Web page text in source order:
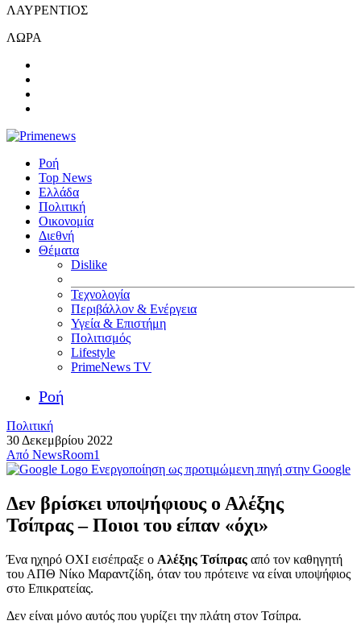
ΛΑΥΡΕΝΤΙΟΣ
ΛΩΡΑ
Ροή
Top News
Ελλάδα
Πολιτική
Οικονομία
Διεθνή
Θέματα
Dislike
Τεχνολογία
Περιβάλλον & Ενέργεια
Υγεία & Επιστήμη
Πολιτισμός
Lifestyle
PrimeNews TV
Ροή
Πολιτική
30 Δεκεμβρίου 2022
Από NewsRoom1
Ενεργοποίηση ως προτιμώμενη πηγή στην Google
Δεν βρίσκει υποψήφιους ο Αλέξης
Τσίπρας – Ποιοι του είπαν «όχι»
Ένα ηχηρό ΟΧΙ εισέπραξε ο Αλέξης Τσίπρας από τον καθηγητή
του ΑΠΘ Νίκο Μαραντζίδη, όταν του πρότεινε να είναι υποψήφιος
στο Επικρατείας.
Δεν είναι μόνο αυτός που γυρίζει την πλάτη στον Τσίπρα.